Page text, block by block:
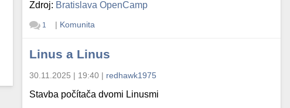
Zdroj: Bratislava OpenCamp
1 | Komunita
Linus a Linus
30.11.2025 | 19:40 | redhawk1975
Stavba počítača dvomi Linusmi